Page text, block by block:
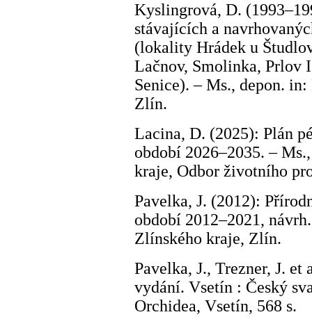
Kyslingrová, D.
stávajících a
(lokality Hrádek u
Lačnov, Smolinka, Prlov
Senice). – Ms., depon.
Zlín.
Lacina, D. (2025): Plán
období 2026–2035. –
kraje, Odbor životního
Pavelka, J. (2012):
období 2012–2021,
Zlínského kraje, Zlín.
Pavelka, J., Trezner, J. et
vydání. Vsetín : Český
Orchidea, Vsetín, 568 s.